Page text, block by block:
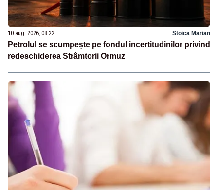
10 aug. 2026, 08:22 Stoica Marian
Petrolul se scumpește pe fondul incertitudinilor privind
redeschiderea Strâmtorii Ormuz